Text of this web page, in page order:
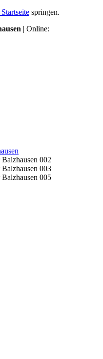
springen.
| Online: